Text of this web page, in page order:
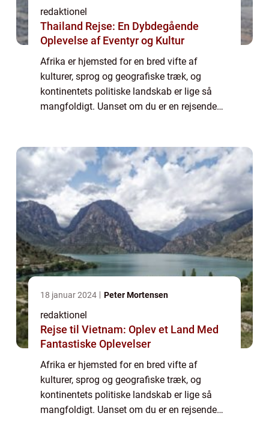
redaktionel
Thailand Rejse: En Dybdegående
Oplevelse af Eventyr og Kultur
Afrika er hjemsted for en bred vifte af
kulturer, sprog og geografiske træk, og
kontinentets politiske landskab er lige så
mangfoldigt. Uanset om du er en rejsende
18 januar 2024 Peter Mortensen
redaktionel
Rejse til Vietnam: Oplev et Land Med
Fantastiske Oplevelser
Afrika er hjemsted for en bred vifte af
kulturer, sprog og geografiske træk, og
kontinentets politiske landskab er lige så
mangfoldigt. Uanset om du er en rejsende